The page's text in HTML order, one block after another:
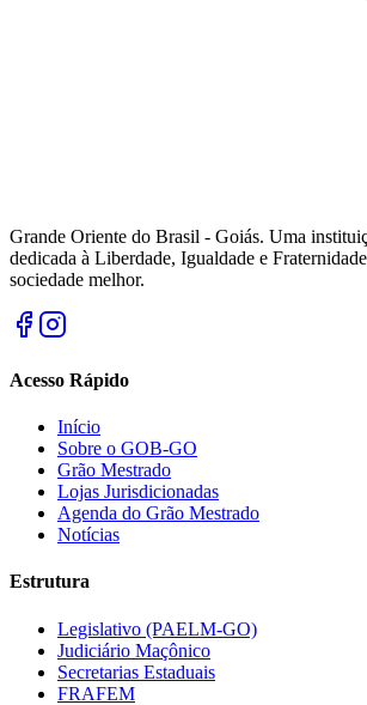
Grande Oriente do Brasil - Goiás. Uma
dedicada à Liberdade, Igualdade e
sociedade melhor.
Acesso Rápido
Início
Sobre o GOB-GO
Grão Mestrado
Lojas Jurisdicionadas
Agenda do Grão Mestrado
Notícias
Estrutura
Legislativo (PAELM-GO)
Judiciário Maçônico
Secretarias Estaduais
FRAFEM